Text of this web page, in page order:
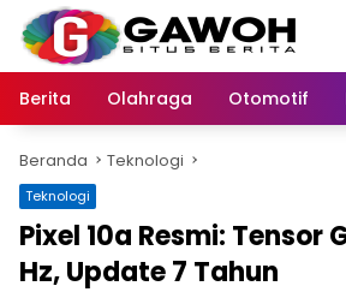
Langsung
konten
Berita
Olahraga Otomotif
Beranda Teknologi
Teknologi
Pixel 10a Resmi: Tensor
Hz, Update 7 Tahun